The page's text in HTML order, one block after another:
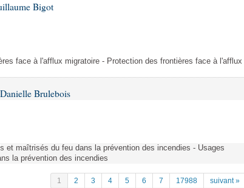
Bigot
face à l'afflux migratoire - Protection des frontières face à l'afflux
Brulebois
et maîtrisés du feu dans la prévention des incendies - Usages
la prévention des incendies
1 2 3 4 5 6 7 17988 suivant »